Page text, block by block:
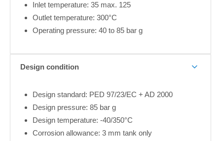
elit.
Aenean commodo ligula eget dolor. Aenean massa. Cum
sociis natoque penatibus et magnis dis parturient montes,
Inlet temperature: 35 max. 125
Outlet temperature: 300°C
Operating pressure: 40 to 85 bar g
Design condition
Design standard: PED 97/23/EC + AD 2000
Design pressure: 85 bar g
Design temperature: -40/350°C
Corrosion allowance: 3 mm tank only